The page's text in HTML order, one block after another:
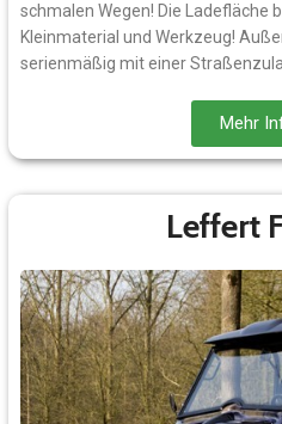
schmalen Wegen! Die Ladefläche
Kleinmaterial und Werkzeug!
serienmäßig mit einer
Mehr
Leffert